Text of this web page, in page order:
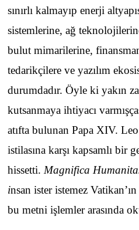
sınırlı kalmayıp enerji
sistemlerine, ağ
bulut mimarilerine,
tedarikçilere ve yazılım
durumdadır. Öyle ki yakın
kutsanmaya ihtiyacı
atıfta bulunan Papa XIV.
istilasına karşı kapsamlı bir
hissetti. Magnifica
insan ister istemez
bu metni işlemler arasında